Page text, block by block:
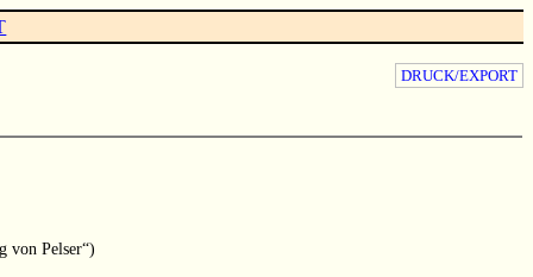
DRUCK/EXPORT
von Pelser“)